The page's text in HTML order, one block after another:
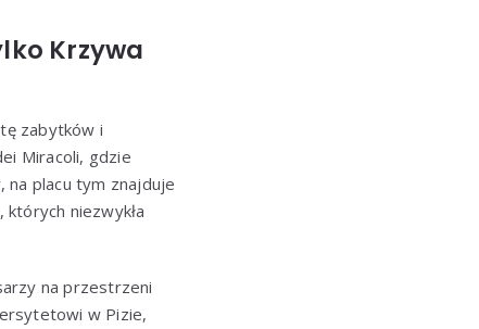
Krzywa
zabytków i
Miracoli, gdzie
placu tym znajduje
niezwykła
na przestrzeni
w Pizie,